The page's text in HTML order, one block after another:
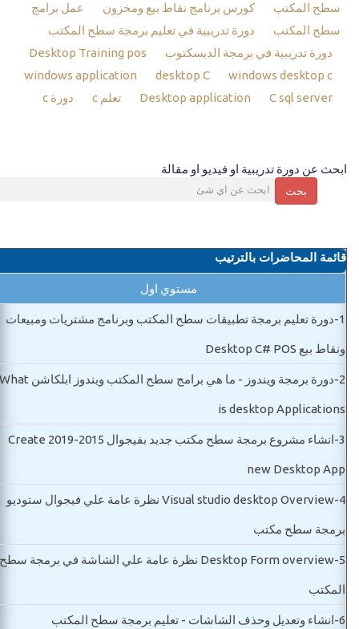
سطح المكتب
كورس برنامج نقاط بيع ومخزون
عمل برامج
سطح المكتب
دورة تدريبية في تعليم برمجة سطح المكتب
دورة تدريبية في برمجة الديسكتوب
windows application
desktop C
windows desktop c
Desktop application
C sql server تعلم c دورة c
ابحث عن دورة تدريبية او فيديو او مقالة
بحث
قائمة المحاضرات بالترتيب
مستوي اول
1- دورة تعليم برمجة تطبيقات سطح المكتب وبرنامج مشتريات ومبيعات
ونقاط بيع Desktop C# POS
2- دورة برمجة ويندوز - ما هي برامج سطح المكتب ويندوز ابلكاشن What
is desktop Applications
3- انشاء مشروع برمجة سطح مكتب جديد بفيجوال 2015-2019 Create
new Desktop App
4- Visual studio desktop Overview نظرة عامة علي فيجوال ستوديو
برمجة سطح مكتب
5- Desktop Form overview نظرة عامة علي الشاشة في برمجة سطح
المكتب
6- انشاء وتعديل وحذف الشاشات - تعليم برمجة سطح المكتب